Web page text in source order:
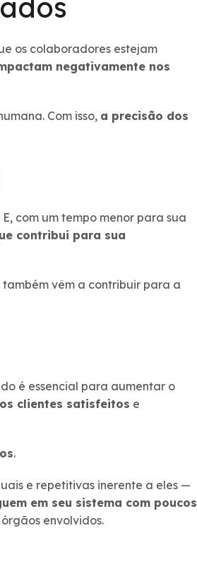
os colaboradores estejam
negativamente nos
Com isso, a precisão dos
com um tempo menor para sua
contribui para sua
vêm a contribuir para a
é essencial para aumentar o
clientes satisfeitos e
.
e repetitivas inerente a eles —
em seu sistema com poucos
envolvidos.